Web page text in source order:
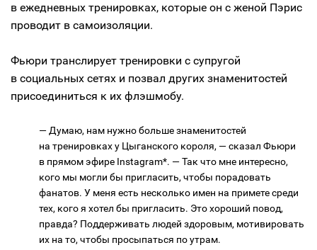
в ежедневных тренировках, которые он с женой Пэрис
проводит в самоизоляции.
Фьюри транслирует тренировки с супругой
в социальных сетях и позвал других знаменитостей
присоединиться к их флэшмобу.
— Думаю, нам нужно больше знаменитостей
на тренировках у Цыганского короля, — сказал Фьюри
в прямом эфире Instagram*. — Так что мне интересно,
кого мы могли бы пригласить, чтобы порадовать
фанатов. У меня есть несколько имен на примете среди
тех, кого я хотел бы пригласить. Это хороший повод,
правда? Поддерживать людей здоровым, мотивировать
их на то, чтобы просыпаться по утрам.